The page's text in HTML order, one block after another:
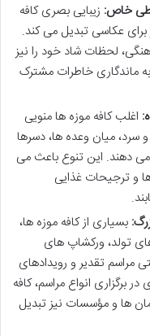
خاص: زیبایی بصری کافه
برای عکاسی تبدیل می کند.
لحظات شاد خود را نیز
ماندگاری خاطرات مشترک
اغلب کافه موزه ها منویی
سرد، میان وعده ها، دسرها
می دهند. این تنوع باعث می
و ترجیحات غذایی
بسیاری از کافه موزه ها،
تولد، ورکشاپ های
مراسم تقدیر و رویدادهای
برگزاری انواع مراسم، کافه
ها و مؤسسات نیز تبدیل